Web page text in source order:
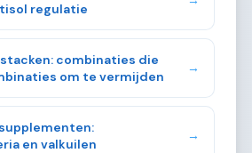
regulatie
combinaties die
om te vermijden
→
en valkuilen
→